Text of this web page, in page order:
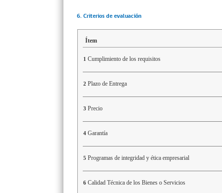
6. Criterios de evaluación
Ítem
1 Cumplimiento de los requisitos
2 Plazo de Entrega
3 Precio
4 Garantía
5 Programas de integridad y ética empresarial
6 Calidad Técnica de los Bienes o Servicios